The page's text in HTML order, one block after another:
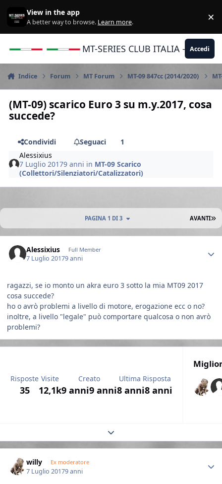
View in the app
A better way to browse. Learn more. ×
MT-SERIES CLUB ITALIA -Accedi
Indice Forum MT Forum MT-09 847cc (2014/2020)
(MT-09) scarico Euro 3 su m.y.2017, cosa
succede?
Condividi Seguaci
1
Alessixius
7 Luglio 20179 anni in MT-09 Scarico
(Collettori/Silenziatori/Catalizzatori)
AVANTI
PAGINA 1 DI 3
Alessixius Full Member
7 Luglio 20179 anni
ragazzi, se io monto un akra euro 3 sotto la mia MT09 2017
cosa succede?
ho o avrò problemi a livello di motore, erogazione ecc o no?
inoltre, a livello "legale" può comportare qualcosa o non avrò
problemi?
Risposte
35
Visite
12,1k
Creato
9 anni9 anni
Ultima Risposta
8 anni8 anni
Expand topic overview
willy Ex moderatore
7 Luglio 20179 anni